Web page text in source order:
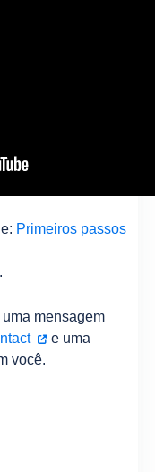
Primeiros passos
.
mensagem
e uma
você.